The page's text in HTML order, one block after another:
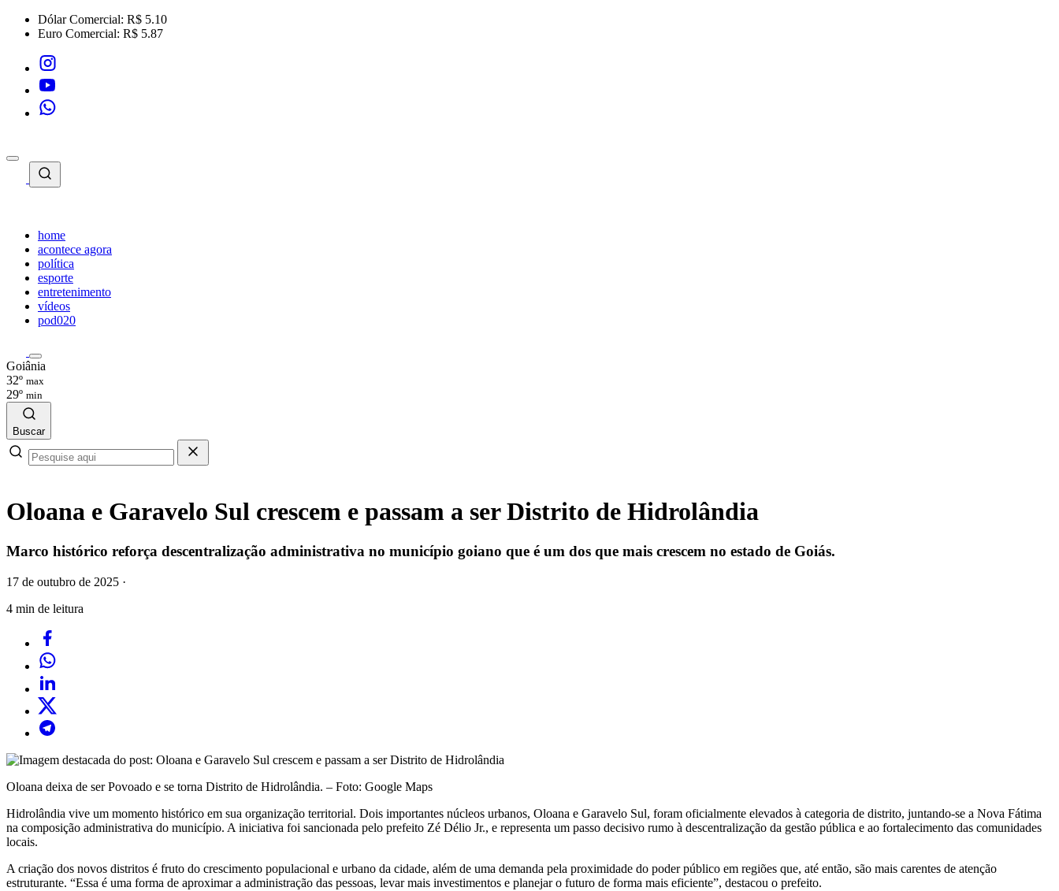
Dólar Comercial: R$ 5.10
Euro Comercial: R$ 5.87
home
acontece agora
política
esporte
entretenimento
vídeos
pod020
Goiânia
32º max
29º min
Buscar
Oloana e Garavelo Sul crescem e passam a ser Distrito de Hidrolândia
Marco histórico reforça descentralização administrativa no município goiano que é um dos que mais crescem no estado de Goiás.
17 de outubro de 2025 ·
4 min de leitura
Oloana deixa de ser Povoado e se torna Distrito de Hidrolândia. – Foto: Google Maps
Hidrolândia vive um momento histórico em sua organização territorial. Dois importantes núcleos urbanos, Oloana e Garavelo Sul, foram oficialmente elevados à categoria de distrito, juntando-se a Nova Fátima
na composição administrativa do município. A iniciativa foi sancionada pelo prefeito Zé Délio Jr., e representa um passo decisivo rumo à descentralização da gestão pública e ao fortalecimento das comunidades
locais.
A criação dos novos distritos é fruto do crescimento populacional e urbano da cidade, além de uma demanda pela proximidade do poder público em regiões que, até então, são mais carentes de atenção
estruturante. “Essa é uma forma de aproximar a administração das pessoas, levar mais investimentos e planejar o futuro de forma mais eficiente”, destacou o prefeito.